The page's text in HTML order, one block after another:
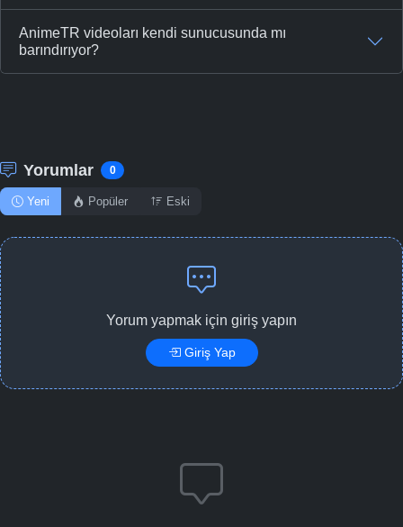
AnimeTR videoları kendi sunucusunda mı
barındırıyor?
Yorumlar 0
Yeni Popüler Eski
Yorum yapmak için giriş yapın
Giriş Yap